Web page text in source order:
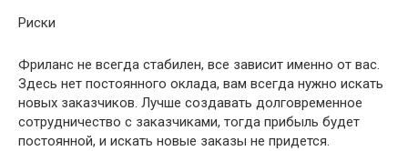
Риски
Фриланс не всегда стабилен, все зависит именно от вас.
Здесь нет постоянного оклада, вам всегда нужно искать
новых заказчиков. Лучше создавать долговременное
сотрудничество с заказчиками, тогда прибыль будет
постоянной, и искать новые заказы не придется.